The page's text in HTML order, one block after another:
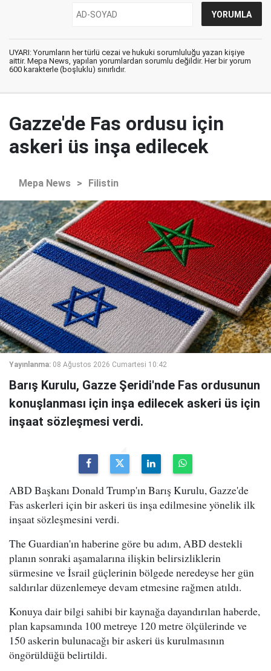
UYARI: Yorumların her türlü cezai ve hukuki sorumluluğu yazan kişiye
aittir. Mepa News, yapılan yorumlardan sorumlu değildir. Her bir yorum
600 karakterle (boşluklu) sınırlıdır.
Gazze'de Fas ordusu için
askeri üs inşa edilecek
Mepa News > Filistin
Yayınlanma: 08 Ağustos 2026 Cumartesi 10:42
Barış Kurulu, Gazze Şeridi'nde Fas ordusunun
konuşlanması için inşa edilecek askeri üs için
inşaat sözleşmesi verdi.
ABD Başkanı Donald Trump'ın Barış Kurulu, Gazze'de
Fas askerleri için bir askeri üs inşa edilmesine yönelik ilk
inşaat sözleşmesini verdi.
The Guardian'ın haberine göre bu adım, ABD destekli
planın sonraki aşamalarına ilişkin belirsizliklerin
sürmesine ve İsrail güçlerinin bölgede neredeyse her gün
saldırılar düzenlemeye devam etmesine rağmen atıldı.
Konuya dair bilgi sahibi bir kaynağa dayandırılan haberde,
plan kapsamında 100 metreye 120 metre ölçülerinde ve
150 askerin bulunacağı bir askeri üs kurulmasının
öngörüldüğü belirtildi.